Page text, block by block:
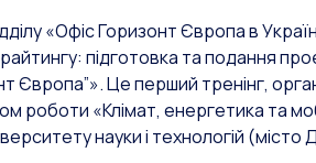
«Офіс Горизонт Європа в
підготовка та подання
Європа”». Це перший тренінг,
роботи «Клімат, енергетика та
науки і технологій (місто